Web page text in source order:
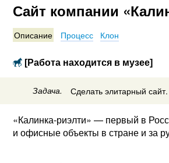
Сайт компании
Описание Процесс Клон
[Работа находится в музее]
Задача. Сделать элитарный сайт.
«Калинка-риэлти» — первый в
и офисные объекты в стране и за